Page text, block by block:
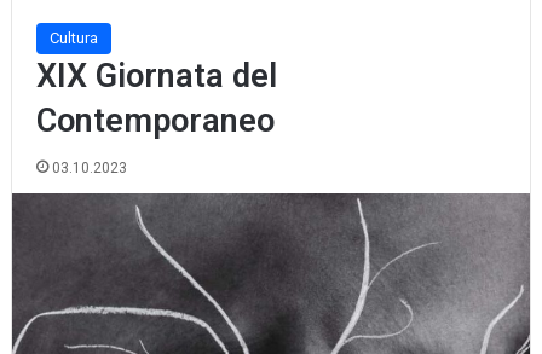
Cultura
XIX Giornata del
Contemporaneo
03.10.2023